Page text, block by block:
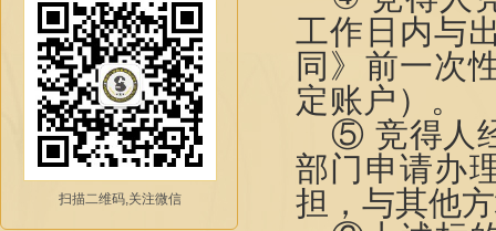
扫描二维码,关注微信
工作 日内与
同》前一次
定账户） 。
⑤ 竞得人
部门申请办
担，与其他